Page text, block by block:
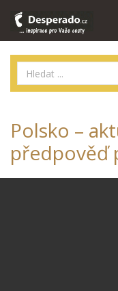
Polsko –
předpověď